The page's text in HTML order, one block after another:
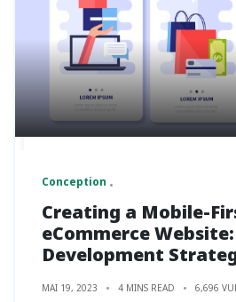
Conception
Creating a Mobile-
eCommerce
Development
MAI 19, 2023 4 MINS READ 6,696